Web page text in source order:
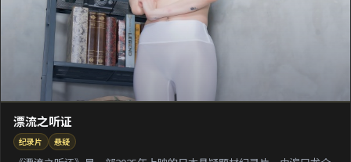
漂流之听证
纪录片 悬疑